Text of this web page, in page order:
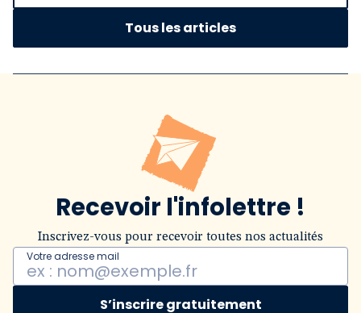
Tous les articles
Recevoir l'infolettre !
Inscrivez-vous pour recevoir toutes nos actualités
Votre adresse mail
S’inscrire gratuitement